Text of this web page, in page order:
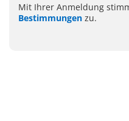
Mit Ihrer Anmeldung
Bestimmungen zu.